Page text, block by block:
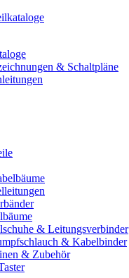
& Schaltpläne
& Leitungsverbinder
& Kabelbinder
& Zubehör